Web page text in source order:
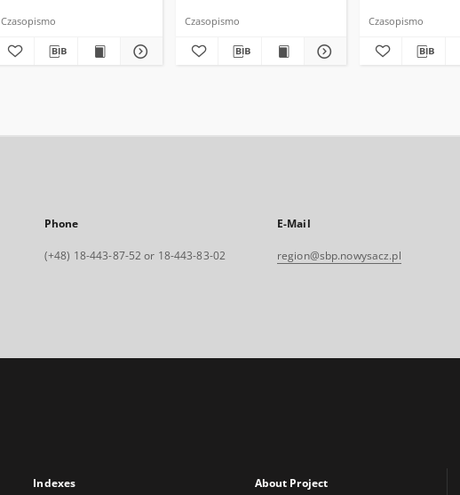
Czasopismo Czasopismo Czasopismo
Phone
(+48) 18-443-87-52 or 18-443-83-02
E-Mail
region@sbp.nowysacz.pl
Indexes About Project